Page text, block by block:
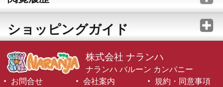
ショッピングガイド
株式会社 ナランハ
ナランハ バルーン カンパニー
お問合せ
会社案内 規約・同意事項